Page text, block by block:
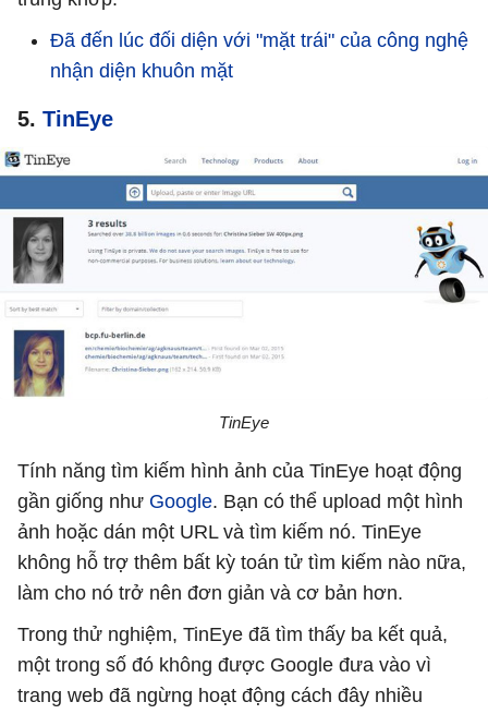
Đã đến lúc đối diện với "mặt trái" của công nghệ
nhận diện khuôn mặt
5. TinEye
TinEye
Tính năng tìm kiếm hình ảnh của TinEye hoạt động
gần giống như Google. Bạn có thể upload một hình
ảnh hoặc dán một URL và tìm kiếm nó. TinEye
không hỗ trợ thêm bất kỳ toán tử tìm kiếm nào nữa,
làm cho nó trở nên đơn giản và cơ bản hơn.
Trong thử nghiệm, TinEye đã tìm thấy ba kết quả,
một trong số đó không được Google đưa vào vì
trang web đã ngừng hoạt động cách đây nhiều